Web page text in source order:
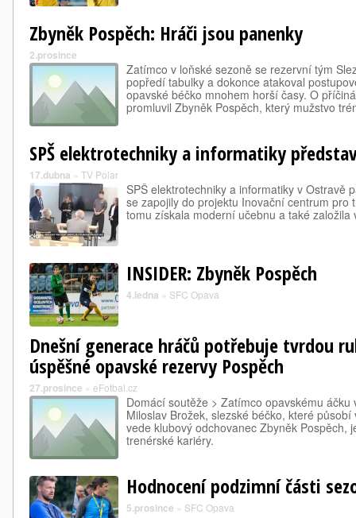
Zbyněk Pospěch: Hráči jsou panenky
2.prosince
Zatímco v loňské sezoně se rezervní tým
popředí tabulky a dokonce atakoval
opavské béčko mnohem horší časy. O
promluvil Zbyněk Pospěch, který mužstvo
SPŠ elektrotechniky a informatiky
17.dubna » TV Polar
SPŠ elektrotechniky a informatiky v Ostravě
se zapojily do projektu Inovační centrum pro
tomu získala moderní učebnu a také založila
INSIDER: Zbyněk Pospěch
4.ledna » SFC Opava
Dnešní generace hráčů potřebuje tvrdou
úspěšné opavské rezervy Pospěch
27.prosince » eFotbal.cz
Domácí soutěže > Zatímco opavskému áčku
Miloslav Brožek, slezské béčko, které působí
vede klubový odchovanec Zbyněk Pospěch,
trenérské kariéry.
Hodnocení podzimní části
5.prosince » SFC Opava